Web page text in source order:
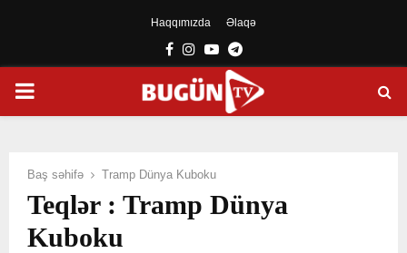
Haqqımızda Əlaqə
Facebook
Instagram
YoutubeTelegram
PRIMARY
Baş səhifə Tramp Dünya Kuboku
Teqlər : Tramp Dünya
Kuboku